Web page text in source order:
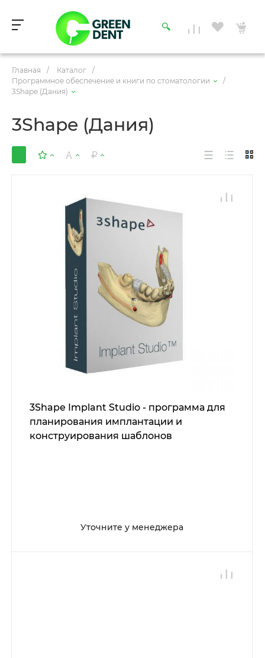
Главная / Каталог
/
Программное обеспечение и книги по стоматологии
/
3Shape (Дания)
3Shape (Дания)
3Shape Implant Studio - программа для
планирования имплантации и
конструирования шаблонов
Уточните у менеджера